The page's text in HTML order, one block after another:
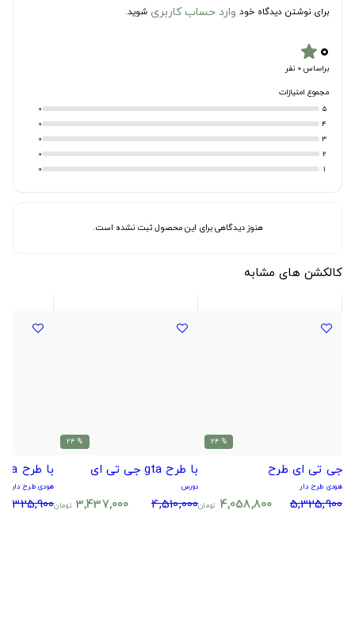
برای نوشتن دیدگاه خود وارد حساب کاربری شوید.
۰star
براساس 0 نفر
مجموع امتیازات
5
0
4
0
3
0
2
0
1
0
هنوز دیدگاهی برای این محصول ثبت نشده است.
کالکشن های مشابه
% 24
جی تی ای طرح
هودی طرح دار
5,325,900
4,058,800 تومان
% 24
با طرح gta جی تی ای
دورس
4,510,000
3,437,000 تومان
با طرح gta جی تی ای
هودی طرح دار
5,325,900